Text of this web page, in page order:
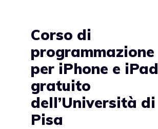
Corso di
programmazione
per iPhone e iPad
gratuito
dell’Università di
Pisa